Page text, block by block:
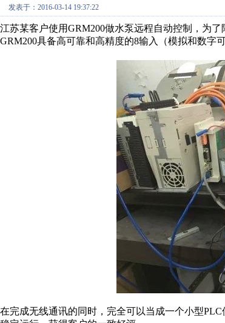
发表于：2016-03-14 19:37:22
江苏某客户使用GRM200做水泵远程自动控制，为
GRM200具备高可靠和高精度的8输入（模拟和数字
在完成无线通讯的同时，完全可以当成一个小型